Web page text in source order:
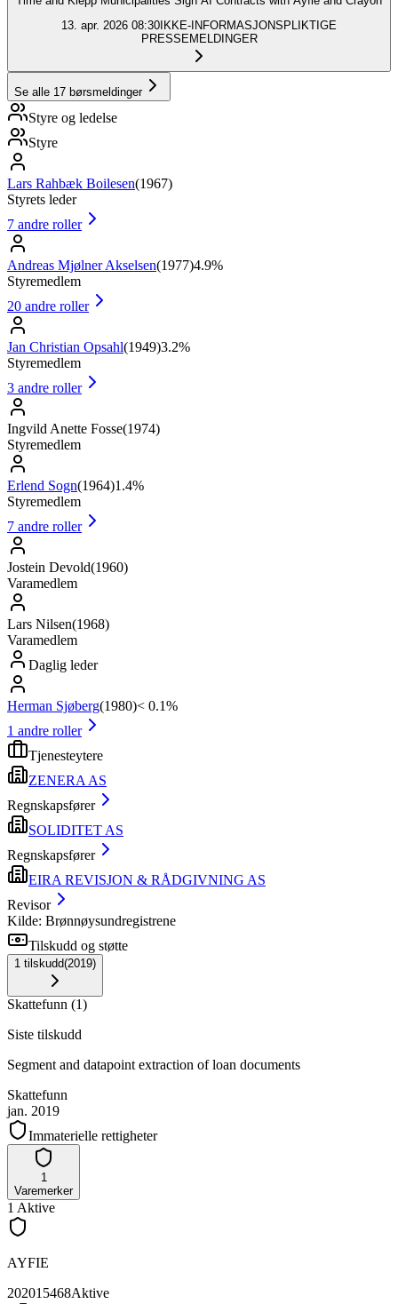
13. apr. 2026 08:30 IKKE-INFORMASJONSPLIKTIGE
PRESSEMELDINGER
Se alle 17 børsmeldinger
Styre og ledelse
Styre
Lars Rahbæk Boilesen(1967)
Styrets leder
7 andre roller
Andreas Mjølner Akselsen(1977)4.9%
Styremedlem
20 andre roller
Jan Christian Opsahl(1949)3.2%
Styremedlem
3 andre roller
Ingvild Anette Fosse(1974)
Styremedlem
Erlend Sogn(1964)1.4%
Styremedlem
7 andre roller
Jostein Devold(1960)
Varamedlem
Lars Nilsen(1968)
Varamedlem
Daglig leder
Herman Sjøberg(1980)< 0.1%
1 andre roller
Tjenesteytere
ZENERA AS
Regnskapsfører
SOLIDITET AS
Regnskapsfører
EIRA REVISJON & RÅDGIVNING AS
Revisor
Kilde: Brønnøysundregistrene
Tilskudd og støtte
1 tilskudd(2019)
Skattefunn (1)
Siste tilskudd
Segment and datapoint extraction of loan documents
Skattefunn
jan. 2019
Immaterielle rettigheter
1
Varemerker
1 Aktive
AYFIE
202015468Aktive